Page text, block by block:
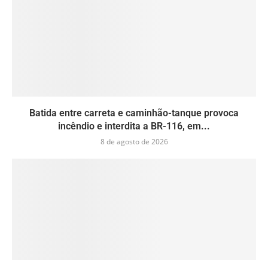
Batida entre carreta e caminhão-tanque provoca
incêndio e interdita a BR-116, em...
8 de agosto de 2026